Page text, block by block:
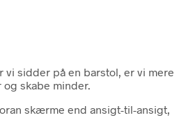
vi sidder på en barstol, er vi mere
skabe minder.
skærme end ansigt-til-ansigt,